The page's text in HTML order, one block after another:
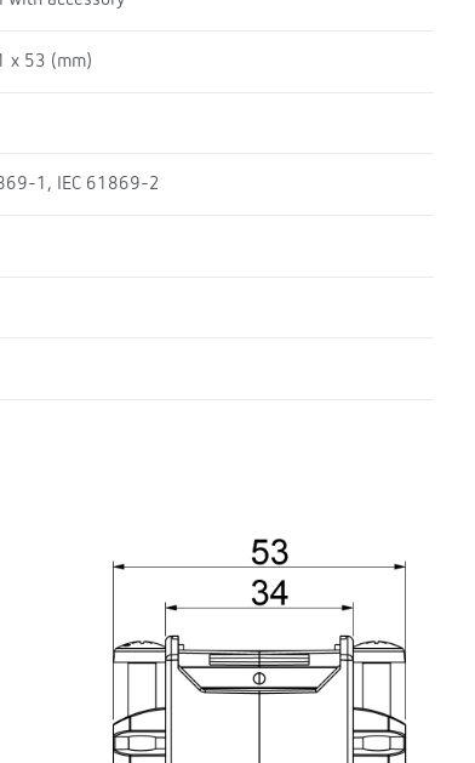
x 53 (mm)
1, IEC 61869-2